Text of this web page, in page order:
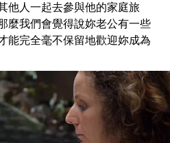
他人一起去參與他的家庭旅
麼我們會覺得說妳老公有一些
能完全毫不保留地歡迎妳成為